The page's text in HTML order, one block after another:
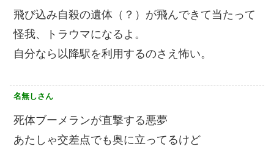
飛び込み自殺の遺体（？）が飛んできて当たって
怪我、トラウマになるよ。
自分なら以降駅を利用するのさえ怖い。
名無しさん
死体ブーメランが直撃する悪夢
あたしゃ交差点でも奥に立ってるけど